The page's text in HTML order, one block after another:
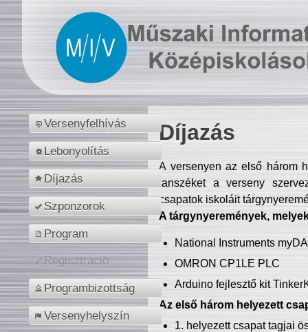
Versenyfelhívás
Lebonyolítás
Díjazás
Szponzorok
Program
Regisztráció
Programbizottság
Versenyhelyszín
Díjazás
A versenyen az első három
tanszéket a verseny
csapatok iskoláit
A tárgynyeremények,
National Instruments
OMRON CP1LE PLC
Arduino fejlesztő kit
Az első három helyezett
1. helyezett csapat tagjai